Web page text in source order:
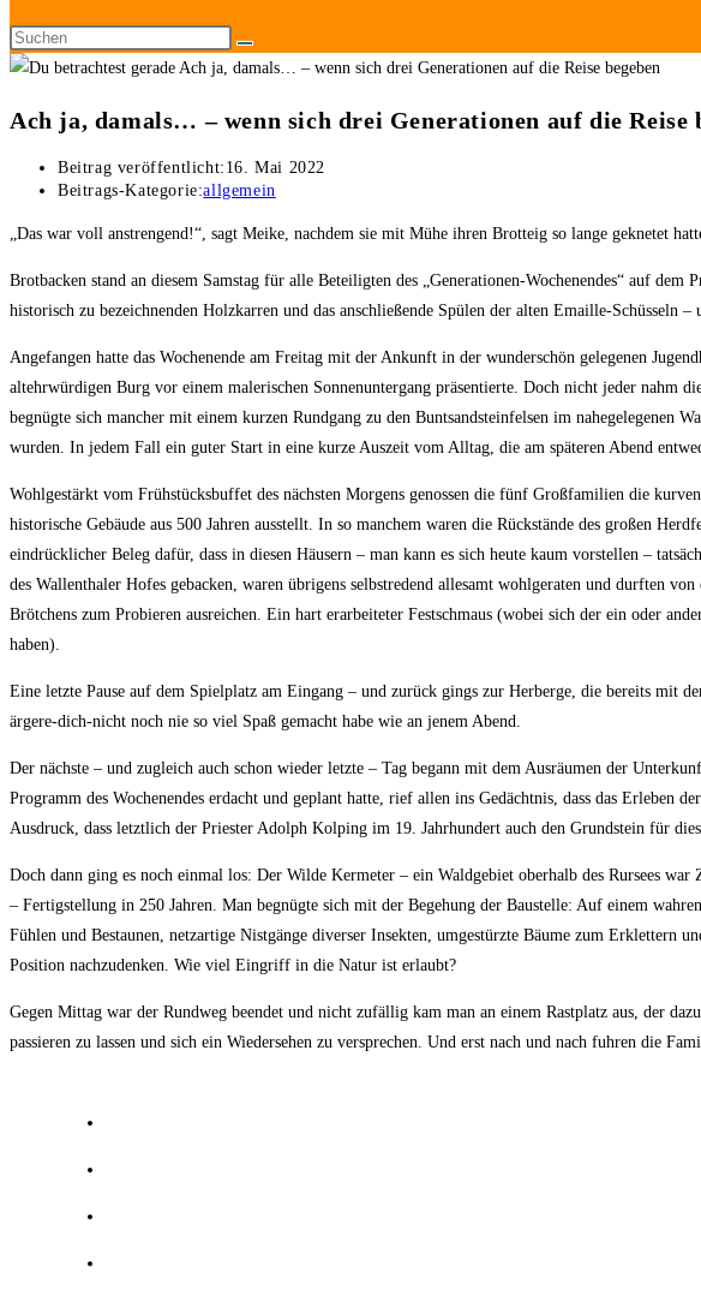
Ach ja, damals… – wenn sich drei Generationen auf die Reise
Beitrag veröffentlicht: 16. Mai 2022
Beitrags-Kategorie:allgemein
„Das war voll anstrengend!“, sagt Meike, nachdem sie mit Mühe ihren Brotteig so lange geknetet
Brotbacken stand an diesem Samstag für alle Beteiligten des „Generationen-Wochenendes“ auf
historisch zu bezeichnenden Holzkarren und das anschließende Spülen der alten Emaille-
Angefangen hatte das Wochenende am Freitag mit der Ankunft in der wunderschön gelegenen
altehrwürdigen Burg vor einem malerischen Sonnenuntergang präsentierte. Doch nicht jeder nahm
begnügte sich mancher mit einem kurzen Rundgang zu den Buntsandsteinfelsen im nahegelegenen
wurden. In jedem Fall ein guter Start in eine kurze Auszeit vom Alltag, die am späteren Abend
Wohlgestärkt vom Frühstücksbuffet des nächsten Morgens genossen die fünf Großfamilien die
historische Gebäude aus 500 Jahren ausstellt. In so manchem waren die Rückstände des großen
eindrücklicher Beleg dafür, dass in diesen Häusern – man kann es sich heute kaum vorstellen –
des Wallenthaler Hofes gebacken, waren übrigens selbstredend allesamt wohlgeraten und durften
Brötchens zum Probieren ausreichen. Ein hart erarbeiteter Festschmaus (wobei sich der ein oder
haben).
Eine letzte Pause auf dem Spielplatz am Eingang – und zurück gings zur Herberge, die bereits mit
ärgere-dich-nicht noch nie so viel Spaß gemacht habe wie an jenem Abend.
Der nächste – und zugleich auch schon wieder letzte – Tag begann mit dem Ausräumen der
Programm des Wochenendes erdacht und geplant hatte, rief allen ins Gedächtnis, dass das
Ausdruck, dass letztlich der Priester Adolph Kolping im 19. Jahrhundert auch den Grundstein für
Doch dann ging es noch einmal los: Der Wilde Kermeter – ein Waldgebiet oberhalb des Rursees
– Fertigstellung in 250 Jahren. Man begnügte sich mit der Begehung der Baustelle: Auf einem
Fühlen und Bestaunen, netzartige Nistgänge diverser Insekten, umgestürzte Bäume zum Erklettern
Position nachzudenken. Wie viel Eingriff in die Natur ist erlaubt?
Gegen Mittag war der Rundweg beendet und nicht zufällig kam man an einem Rastplatz aus, der
passieren zu lassen und sich ein Wiedersehen zu versprechen. Und erst nach und nach fuhren die